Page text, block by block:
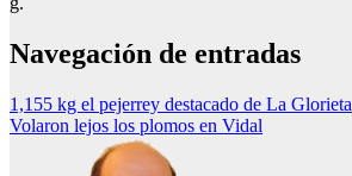
Navegación de entradas
1,155 kg el pejerrey destacado de La Glorieta
Volaron lejos los plomos en Vidal